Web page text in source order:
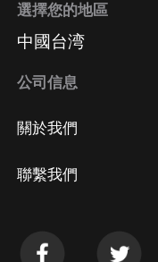
選擇您的地區
中國台湾
公司信息
關於我們
聯繫我們